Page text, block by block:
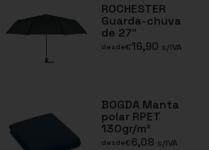
ROCHESTER
Guarda-chuva
de 27″
desde€16,90 s/IVA
BOGDA Manta
polar RPET
130gr/m²
desde€6,08 s/IVA